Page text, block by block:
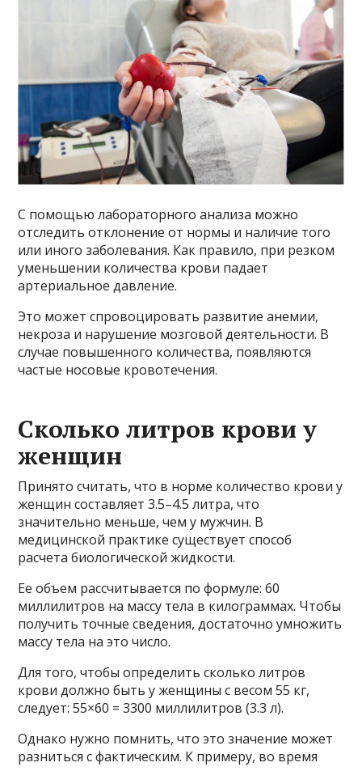
С помощью лабораторного анализа можно
отследить отклонение от нормы и наличие того
или иного заболевания. Как правило, при резком
уменьшении количества крови падает
артериальное давление.
Это может спровоцировать развитие анемии,
некроза и нарушение мозговой деятельности. В
случае повышенного количества, появляются
частые носовые кровотечения.
Сколько литров крови у
женщин
Принято считать, что в норме количество крови у
женщин составляет 3.5–4.5 литра, что
значительно меньше, чем у мужчин. В
медицинской практике существует способ
расчета биологической жидкости.
Ее объем рассчитывается по формуле: 60
миллилитров на массу тела в килограммах. Чтобы
получить точные сведения, достаточно умножить
массу тела на это число.
Для того, чтобы определить сколько литров
крови должно быть у женщины с весом 55 кг,
следует: 55×60 = 3300 миллилитров (3.3 л).
Однако нужно помнить, что это значение может
разниться с фактическим. К примеру, во время